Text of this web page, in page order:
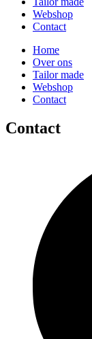
Webshop
Contact
Home
Over ons
Tailor made
Webshop
Contact
Contact